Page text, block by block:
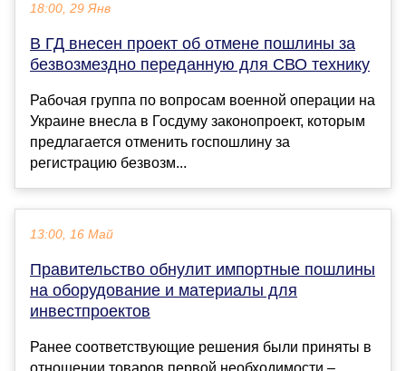
18:00, 29 Янв
В ГД внесен проект об отмене пошлины за
безвозмездно переданную для СВО технику
Рабочая группа по вопросам военной операции на
Украине внесла в Госдуму законопроект, которым
предлагается отменить госпошлину за
регистрацию безвозм...
13:00, 16 Май
Правительство обнулит импортные пошлины
на оборудование и материалы для
инвестпроектов
Ранее соответствующие решения были приняты в
отношении товаров первой необходимости –